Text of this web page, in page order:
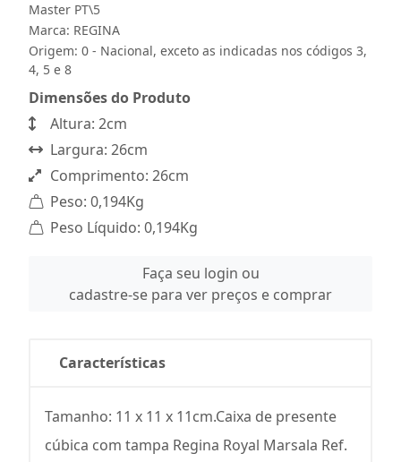
Master PT\5
Marca: REGINA
Origem: 0 - Nacional, exceto as indicadas nos códigos 3,
4, 5 e 8
Dimensões do Produto
Altura: 2cm
Largura: 26cm
Comprimento: 26cm
Peso: 0,194Kg
Peso Líquido: 0,194Kg
Faça seu login ou
cadastre-se para ver preços e comprar
Características
Tamanho: 11 x 11 x 11cm.Caixa de presente
cúbica com tampa Regina Royal Marsala Ref.